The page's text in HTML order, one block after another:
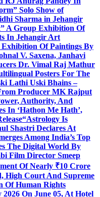
Solo Show of
Sharma in Jehangir
A Group Exhibition Of
In Jehangir Art
Of Paintings By
V. Saxena, Janhavi
Dr. Vimal Raj Mathur
Posters For The
Lathi Uski Bhains –
Producer MK Rajput
Authority, And
In ‘Hathon Me Hath’,
“Astrology Is
Shastri Declares At
Among India’s Top
The Digital World By
Film Director Smeep
Of Nearly ₹10 Crore
High Court And Supreme
Of Human Rights
On June 05, At Hotel